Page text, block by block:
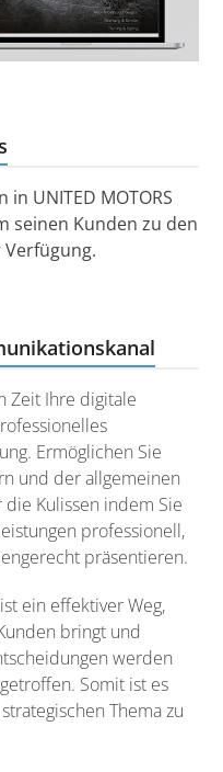
UNITED MOTORS
seinen Kunden zu den
Zeit Ihre digitale
Ermöglichen Sie
und der allgemeinen
Kulissen indem Sie
professionell,
präsentieren.
ein effektiver Weg,
bringt und
werden
Somit ist es
Thema zu